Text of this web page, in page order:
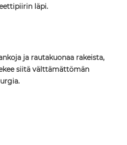
läpi.
ja rautakuonaa rakeista,
siitä välttämättömän